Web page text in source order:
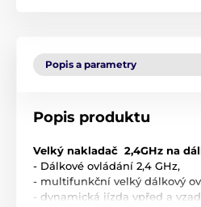
Popis a parametry
Popis produktu
Velký nakladač 2,4GHz na
- Dálkové ovládání 2,4 GHz,
- multifunkční velký dálkový
- dynamická jízda vpřed a vzad,